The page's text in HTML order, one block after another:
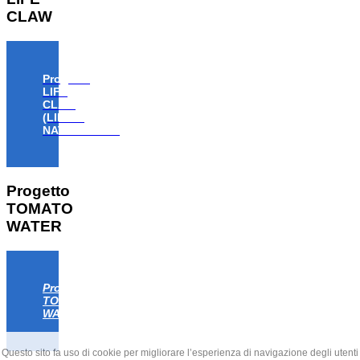
CLAW
Progetto
LIFE
CLAW
(LIFE18
NAT/IT/000806)
Progetto
TOMATO
WATER
Progetto
TOMATO
WATER
Questo sito fa uso di cookie per migliorare l’esperienza di navigazione degli utenti